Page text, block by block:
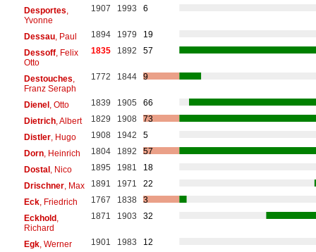
Desportes
Yvonne
1907 1993 6
Dessau, Paul 1894 1979
19
Dessoff, Felix
Otto
1835 1892 57
Destouches
Franz Seraph
1772 1844 9
Dienel, Otto 1839 1905
66
Dietrich, Albert 1829 1908
73
Distler, Hugo 1908 1942
5
Dorn, Heinrich 1804 1892
57
Dostal, Nico 1895 1981
18
Drischner, Max 1891 1971
22
Eck, Friedrich 1767 1838
3
Eckhold,
Richard
1871 1903 32
Egk, Werner 1901 1983
12